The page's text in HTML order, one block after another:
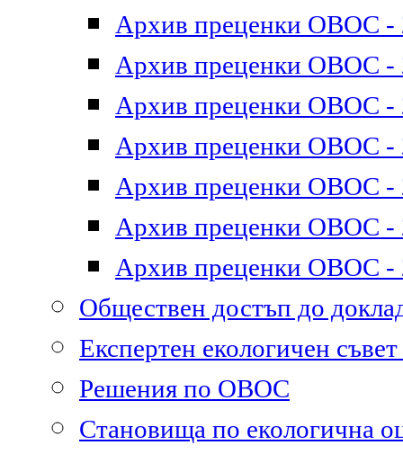
Архив преценки ОВОС -
Архив преценки ОВОС -
Архив преценки ОВОС -
Архив преценки ОВОС -
Архив преценки ОВОС -
Архив преценки ОВОС -
Архив преценки ОВОС -
Обществен достъп до
Експертен екологичен
Решения по ОВОС
Становища по екологична